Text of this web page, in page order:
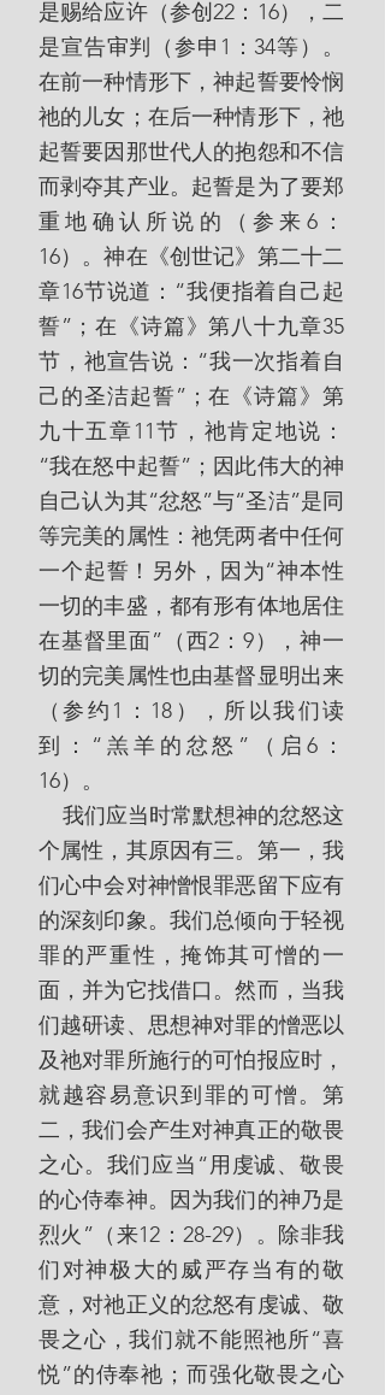
是赐给应许（参创22：16），二
是宣告审判（参申1：34等）。
在前一种情形下，神起誓要怜悯
祂的儿女；在后一种情形下，祂
起誓要因那世代人的抱怨和不信
而剥夺其产业。起誓是为了要郑
重地确认所说的（参来6：
16）。神在《创世记》第二十二
章16节说道：“我便指着自己起
誓”；在《诗篇》第八十九章35
节，祂宣告说：“我一次指着自
己的圣洁起誓”；在《诗篇》第
九十五章11节，祂肯定地说：
“我在怒中起誓”；因此伟大的神
自己认为其“忿怒”与“圣洁”是同
等完美的属性：祂凭两者中任何
一个起誓！另外，因为“神本性
一切的丰盛，都有形有体地居住
在基督里面”（西2：9），神一
切的完美属性也由基督显明出来
（参约1：18），所以我们读
到：“羔羊的忿怒”（启6：
16）。
个属性，其原因有三。第一，我
们心中会对神憎恨罪恶留下应有
的深刻印象。我们总倾向于轻视
罪的严重性，掩饰其可憎的一
面，并为它找借口。然而，当我
们越研读、思想神对罪的憎恶以
及祂对罪所施行的可怕报应时，
就越容易意识到罪的可憎。第
二，我们会产生对神真正的敬畏
之心。我们应当“用虔诚、敬畏
的心侍奉神。因为我们的神乃是
烈火”（来12：28-29）。除非我
们对神极大的威严存当有的敬
意，对祂正义的忿怒有虔诚、敬
畏之心，我们就不能照祂所“喜
悦”的侍奉祂；而强化敬畏之心